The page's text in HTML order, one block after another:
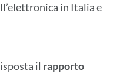
in Italia e
il rapporto